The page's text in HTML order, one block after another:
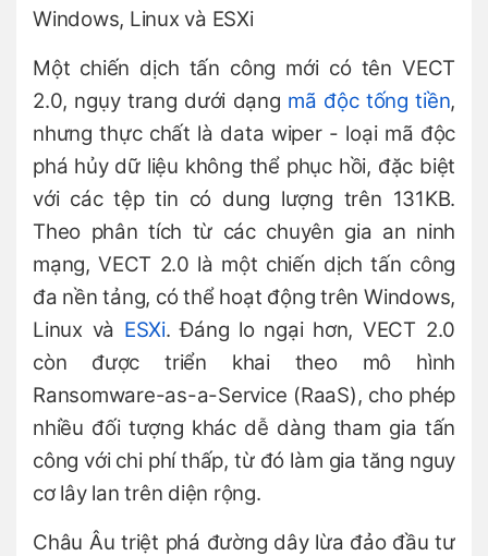
Windows, Linux và ESXi
Một chiến dịch tấn công mới có tên VECT
2.0, ngụy trang dưới dạng mã độc tống tiền,
nhưng thực chất là data wiper - loại mã độc
phá hủy dữ liệu không thể phục hồi, đặc biệt
với các tệp tin có dung lượng trên 131KB.
Theo phân tích từ các chuyên gia an ninh
mạng, VECT 2.0 là một chiến dịch tấn công
đa nền tảng, có thể hoạt động trên Windows,
Linux và ESXi. Đáng lo ngại hơn, VECT 2.0
còn được triển khai theo mô hình
Ransomware-as-a-Service (RaaS), cho phép
nhiều đối tượng khác dễ dàng tham gia tấn
công với chi phí thấp, từ đó làm gia tăng nguy
cơ lây lan trên diện rộng.
Châu Âu triệt phá đường dây lừa đảo đầu tư